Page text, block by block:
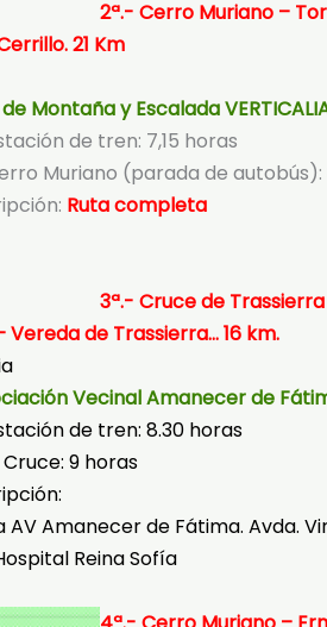
2ª.- Cerro Muriano –
21 Km
Montaña y Escalada
de tren: 7,15 horas
Muriano (parada de autobús):
Ruta completa
3ª.- Cruce de
Vereda de Trassierra… 16 km.
Vecinal Amanecer de
de tren: 8.30 horas
9 horas
AV Amanecer de Fátima. Avda.
Reina Sofía